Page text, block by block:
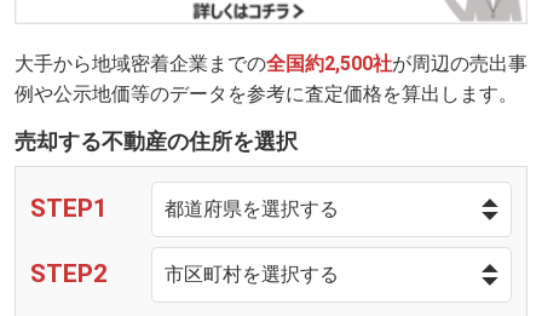
大手から地域密着企業までの全国約2,500社が周辺の売出事
例や公示地価等のデータを参考に査定価格を算出します。
売却する不動産の住所を選択
STEP1
STEP2